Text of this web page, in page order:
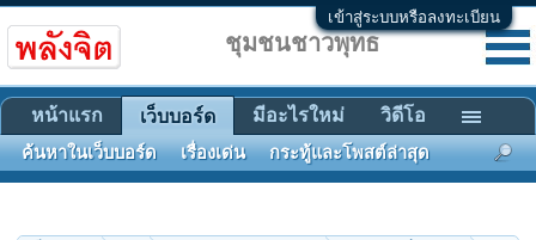
เข้าสู่ระบบหรือลงทะเบียน
ชุมชนชาวพุทธ
หน้าแรก เว็บบอร์ด
ค้นหาในเว็บบอร์ด เรื่องเด่น กระทู้และโพสต์ล่าสุด
มีอะไรใหม่ วิดีโอ